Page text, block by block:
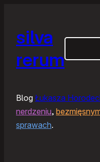
silva
rerum
Blog Łukasza
nerdzeniu,
sprawach.